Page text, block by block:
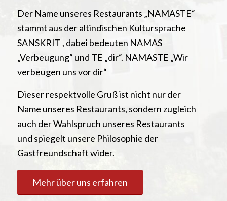
Der Name unseres Restaurants „NAMASTE“
stammt aus der altindischen Kultursprache
SANSKRIT , dabei bedeuten NAMAS
„Verbeugung“ und TE „dir“. NAMASTE „Wir
verbeugen uns vor dir“
Dieser respektvolle Gruß ist nicht nur der
Name unseres Restaurants, sondern zugleich
auch der Wahlspruch unseres Restaurants
und spiegelt unsere Philosophie der
Gastfreundschaft wider.
Mehr über uns erfahren